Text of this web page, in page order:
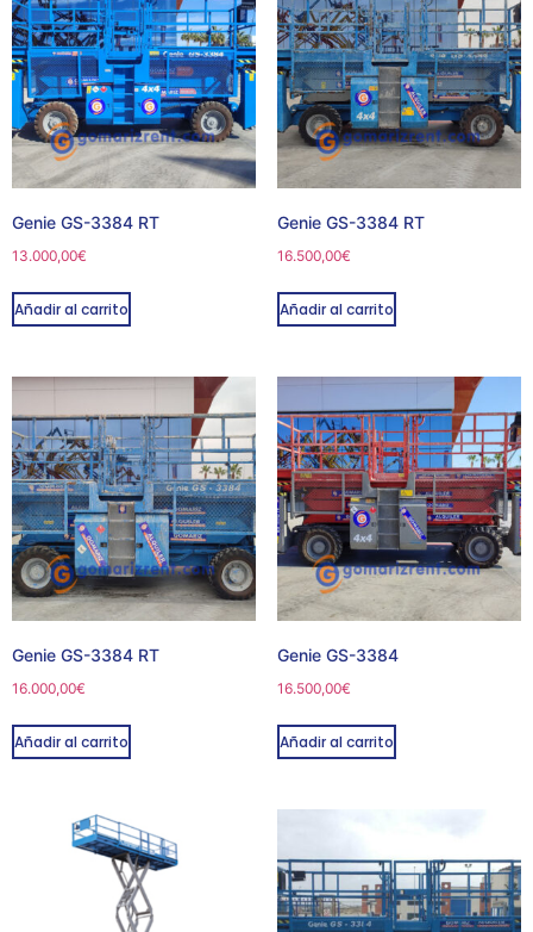
Genie GS-3384 RT
13.000,00€
Añadir al carrito
Genie GS-3384 RT
16.500,00€
Añadir al carrito
Genie GS-3384 RT
16.000,00€
Añadir al carrito
Genie GS-3384
16.500,00€
Añadir al carrito